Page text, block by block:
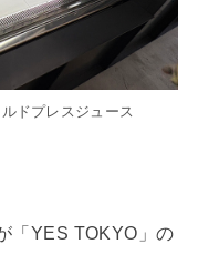
ドプレスジュース
「YES TOKYO」の